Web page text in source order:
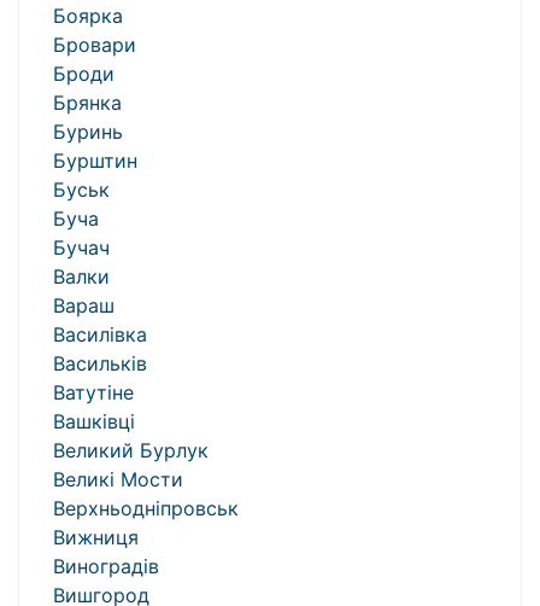
Боярка
Бровари
Броди
Брянка
Буринь
Бурштин
Буськ
Буча
Бучач
Валки
Вараш
Василівка
Васильків
Ватутіне
Вашківці
Великий Бурлук
Великі Мости
Верхньодніпровськ
Вижниця
Виноградів
Вишгород